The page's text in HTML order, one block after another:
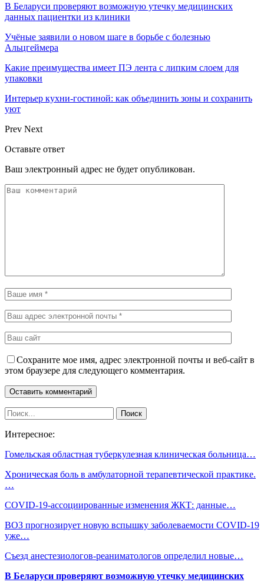
В Беларуси проверяют возможную утечку медицинских
данных пациентки из клиники
Учёные заявили о новом шаге в борьбе с болезнью
Альцгеймера
Какие преимущества имеет ПЭ лента с липким слоем для
упаковки
Интерьер кухни-гостиной: как объединить зоны и сохранить
уют
Prev Next
Оставьте ответ
Ваш электронный адрес не будет опубликован.
Сохраните мое имя, адрес электронной почты и веб-сайт в
этом браузере для следующего комментария.
Интересное:
Гомельская областная туберкулезная клиническая больница…
Хроническая боль в амбулаторной терапевтической практике.
…
COVID-19-ассоциированные изменения ЖКТ: данные…
ВОЗ прогнозирует новую вспышку заболеваемости COVID-19
уже…
Съезд анестезиологов-реаниматологов определил новые…
В Беларуси проверяют возможную утечку медицинских